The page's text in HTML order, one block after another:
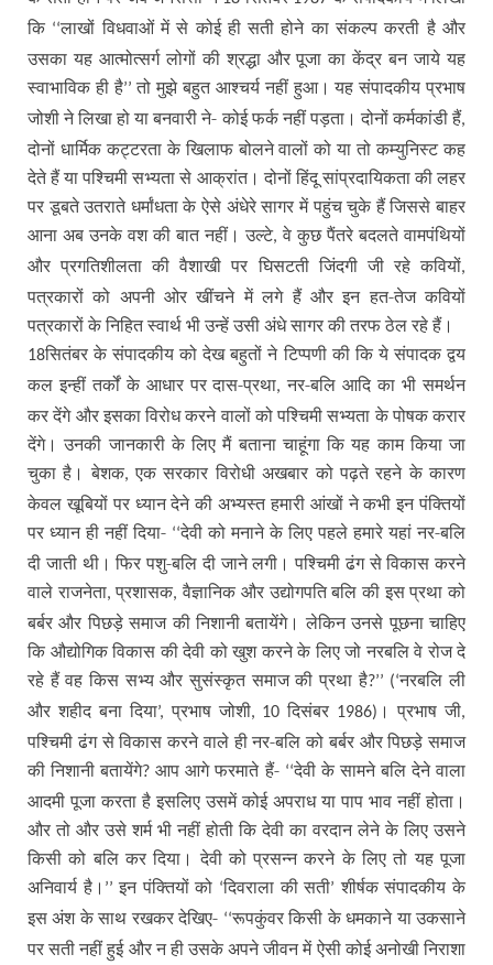
कि ‘‘लाखों विधवाओं में से कोई ही सती होने का संकल्प करती है और
उसका यह आत्मोत्सर्ग लोगों की श्रद्धा और पूजा का केंद्र बन जाये यह
स्वाभाविक ही है’’तो मुझे बहुत आश्चर्य नहीं हुआ। यह संपादकीय प्रभाष
जोशी ने लिखा हो या बनवारी ने- कोई फर्क नहीं पड़ता। दोनों कर्मकांडी हैं,
दोनों धार्मिक कट्टरता के खिलाफ बोलने वालों को या तो कम्युनिस्ट कह
देते हैं या पश्चिमी सभ्यता से आक्रांत। दोनों हिंदू सांप्रदायिकता की लहर
पर डूबते उतराते धर्मांधता के ऐसे अंधेरे सागर में पहुंच चुके हैं जिससे बाहर
आना अब उनके वश की बात नहीं। उल्टे,वे कुछ पैंतरे बदलते वामपंथियों
और प्रगतिशीलता की वैशाखी पर घिसटती जिंदगी जी रहे कवियों,
पत्रकारों को अपनी ओर खींचने में लगे हैं और इन हत-तेज कवियों
पत्रकारों के निहित स्वार्थ भी उन्हें उसी अंधे सागर की तरफ ठेल रहे हैं।
18सितंबर के संपादकीय को देख बहुतों ने टिप्पणी की कि ये संपादक द्वय
कल इन्हीं तर्कों के आधार पर दास-प्रथा,नर-बलि आदि का भी समर्थन
कर देंगे और इसका विरोध करने वालों को पश्चिमी सभ्यता के पोषक करार
देंगे। उनकी जानकारी के लिए मैं बताना चाहूंगा कि यह काम किया जा
चुका है। बेशक,एक सरकार विरोधी अखबार को पढ़ते रहने के कारण
केवल खूबियों पर ध्यान देने की अभ्यस्त हमारी आंखों ने कभी इन पंक्तियों
पर ध्यान ही नहीं दिया- ‘‘देवी को मनाने के लिए पहले हमारे यहां नर-बलि
दी जाती थी। फिर पशु-बलि दी जाने लगी। पश्चिमी ढंग से विकास करने
वाले राजनेता,प्रशासक,वैज्ञानिक और उद्योगपति बलि की इस प्रथा को
बर्बर और पिछड़े समाज की निशानी बतायेंगे। लेकिन उनसे पूछना चाहिए
कि औद्योगिक विकास की देवी को खुश करने के लिए जो नरबलि वे रोज दे
रहे हैं वह किस सभ्य और सुसंस्कृत समाज की प्रथा है?’’ (‘नरबलि ली
और शहीद बना दिया’,प्रभाष जोशी, 10 दिसंबर 1986) । प्रभाष जी,
पश्चिमी ढंग से विकास करने वाले ही नर-बलि को बर्बर और पिछड़े समाज
की निशानी बतायेंगे?आप आगे फरमाते हैं- ‘‘देवी के सामने बलि देने वाला
आदमी पूजा करता है इसलिए उसमें कोई अपराध या पाप भाव नहीं होता।
और तो और उसे शर्म भी नहीं होती कि देवी का वरदान लेने के लिए उसने
किसी को बलि कर दिया। देवी को प्रसन्न करने के लिए तो यह पूजा
अनिवार्य है। ’’इन पंक्तियों को ‘दिवराला की सती’शीर्षक संपादकीय के
इस अंश के साथ रखकर देखिए- ‘‘रूपकुंवर किसी के धमकाने या उकसाने
पर सती नहीं हुई और न ही उसके अपने जीवन में ऐसी कोई अनोखी निराशा